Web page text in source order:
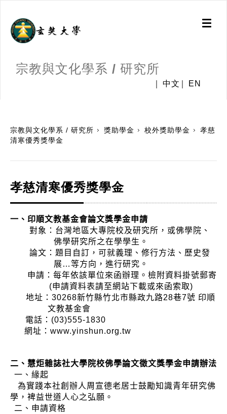
Toggle
宗教與文化學系 / 研究所
中文 EN
宗教與文化學系 / 研究所 獎助學金 校外獎助學金
孝慈
清寒優秀獎學金
孝慈清寒優秀獎學金
一、印順文教基金會論文獎學金申請
對象：台灣地區大專院校及研究所，或佛學院、
佛學研究所之在學學生。
論文：題目自訂，可就義理、修行方法、歷史發
展…等方向，進行研究。
申請：每年依該單位來函辦理。檢附資料掛號郵寄
(申請資料表請至網站下載或來函索取)
地址：30268新竹縣竹北市縣政九路28巷7號 印順
文教基金會
電話：(03)555-1830
網址： www.yinshun.org.tw
二、慧炬雜誌社大學院校佛學論文徵文獎學金申請辦法
一、緣起
為實踐本社創辦人周宣德老居士鼓勵知識青年研究佛
學，裨益世道人心之弘願。
二、申請資格